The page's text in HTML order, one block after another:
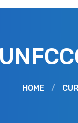
HOME /